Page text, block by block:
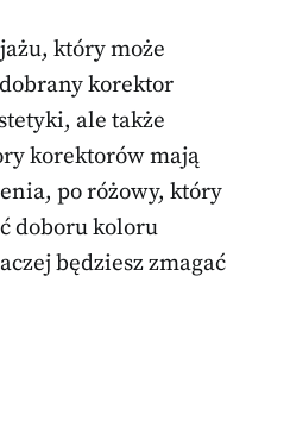
który może
korektor
ale także
korektorów mają
po różowy, który
doboru koloru
będziesz zmagać